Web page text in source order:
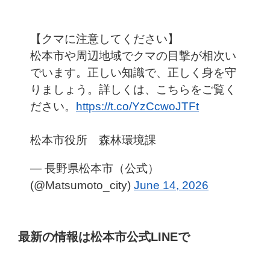
【クマに注意してください】
松本市や周辺地域でクマの目撃が相次い
でいます。正しい知識で、正しく身を守
りましょう。詳しくは、こちらをご覧く
ださい。
https://t.co/YzCcwoJTFt
松本市役所 森林環境課
— 長野県松本市（公式）
(@Matsumoto_city) June 14, 2026
最新の情報は松本市公式LINEで